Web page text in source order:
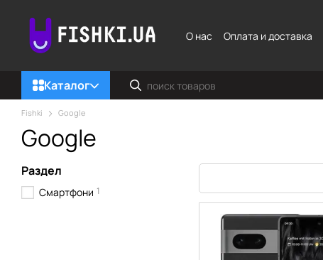
О нас
Оплата и доставка
Каталог
Fishki Google
Google
Раздел
Смартфони 1